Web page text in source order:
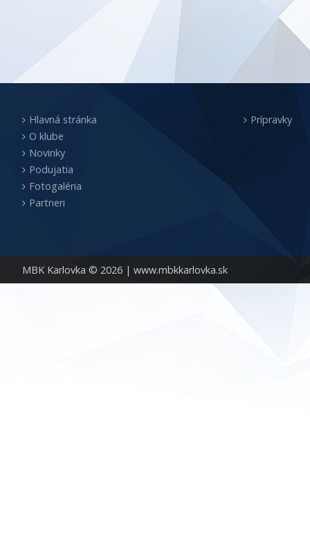
MBK Karlovka © 2026 | www.mbkkarlovka.sk
Hlavná stránka
O klube
Novinky
Podujatia
Fotogaléria
Partneri
Prípravky